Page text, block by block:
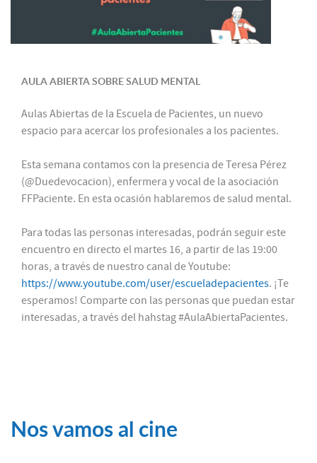
AULA ABIERTA SOBRE SALUD MENTAL
Aulas Abiertas de la Escuela de Pacientes, un nuevo
espacio para acercar los profesionales a los pacientes.
Esta semana contamos con la presencia de Teresa Pérez
(@Duedevocacion), enfermera y vocal de la asociación
FFPaciente. En esta ocasión hablaremos de salud mental.
Para todas las personas interesadas, podrán seguir este
encuentro en directo el martes 16, a partir de las 19:00
horas, a través de nuestro canal de Youtube:
https://www.youtube.com/user/escueladepacientes. ¡Te
esperamos! Comparte con las personas que puedan estar
interesadas, a través del hahstag #AulaAbiertaPacientes.
Nos vamos al cine